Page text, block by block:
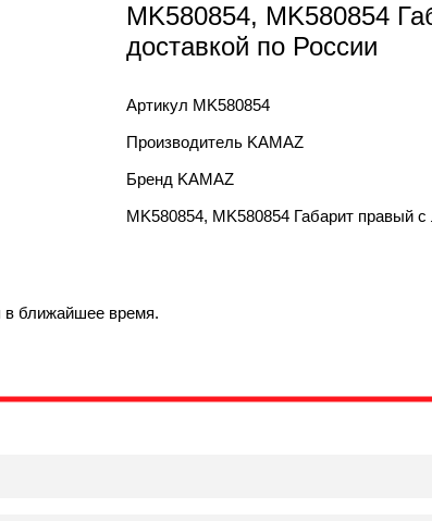
MK580854, MK580854
доставкой по России
Артикул MK580854
Производитель KAMAZ
Бренд KAMAZ
MK580854, MK580854 Габарит правый
в ближайшее время.